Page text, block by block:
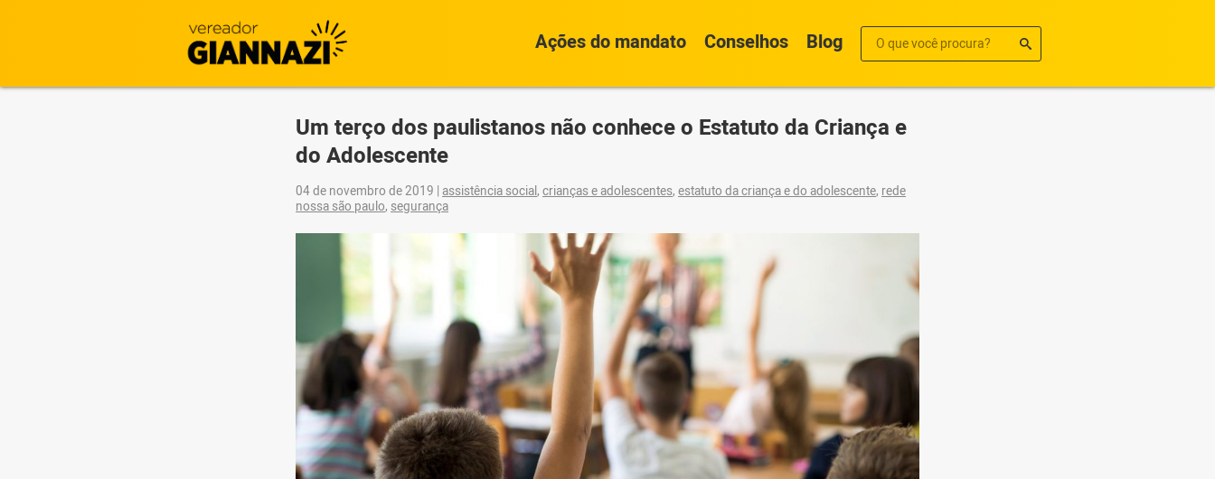
Ações do mandato Conselhos Blog
Um terço dos paulistanos não conhece o Estatuto da Criança e
do Adolescente
04 de novembro de 2019 | assistência social, crianças e adolescentes, estatuto da criança e do adolescente, rede
nossa são paulo, segurança